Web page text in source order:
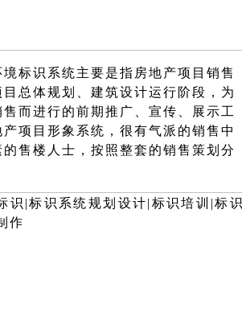
标识系统主要是指房地产项目销售
总体规划、建筑设计运行阶段，为
而进行的前期推广、宣传、展示工
项目形象系统，很有气派的销售中
售楼人士，按照整套的销售策划分